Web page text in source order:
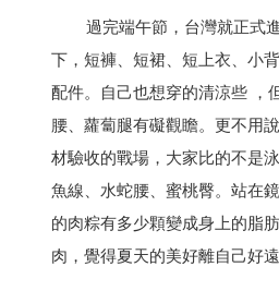
過完端午節，台灣就正式進
下，短褲、短裙、短上衣、小
配件。自己也想穿的清涼些 ，
腰、蘿蔔腿有礙觀瞻。更不用
材驗收的戰場，大家比的不是
魚線、水蛇腰、蜜桃臀。站在
的肉粽有多少顆變成身上的脂
肉，覺得夏天的美好離自己好遠